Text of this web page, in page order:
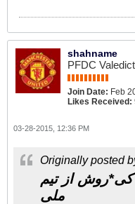
shahname
PFDC
Join Date: Feb
Likes Received:
03-28-2015, 12:36 PM
Originally posted
از تیم
ملی